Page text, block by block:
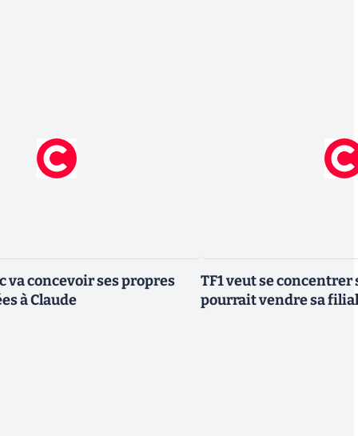
va concevoir ses propres
à Claude
TF1 veut se
pourrait vendre sa